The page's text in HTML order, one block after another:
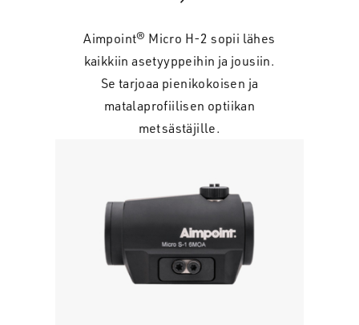
Aimpoint® Micro H-2 sopii lähes
kaikkiin asetyyppeihin ja jousiin.
Se tarjoaa pienikokoisen ja
matalaprofiilisen optiikan
metsästäjille.